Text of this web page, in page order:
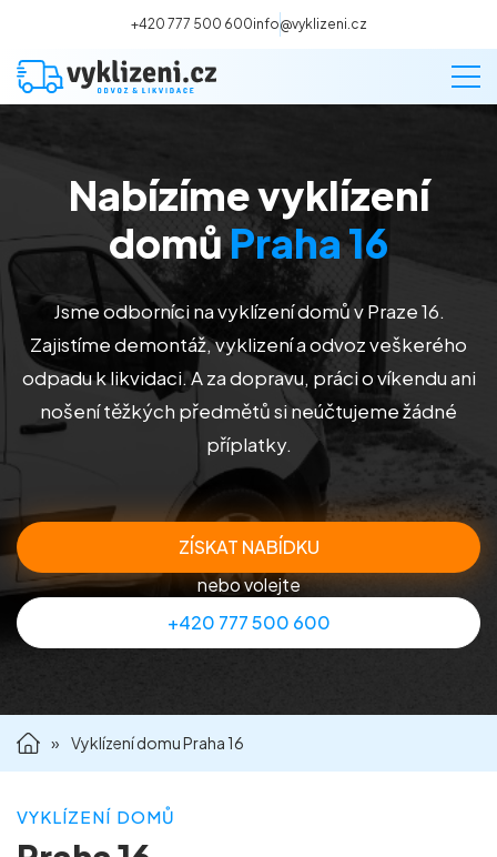
+420 777 500 600info@vyklizeni.cz
Vyklízení
Stěhování
Malování
Deratizace a dezinsekce
Příprava nemovitostí na prodej
Reference
Nabízíme vyklízení
domůPraha 16
Jsme odborníci na vyklízení domů v Praze 16.
Zajistíme demontáž, vyklizení a odvoz veškerého
odpadu k likvidaci. A za dopravu, práci o víkendu ani
nošení těžkých předmětů si neúčtujeme žádné
příplatky.
ZÍSKAT NABÍDKU
nebo volejte
+420 777 500 600
» Vyklízení domu Praha 16
VYKLÍZENÍ DOMŮ